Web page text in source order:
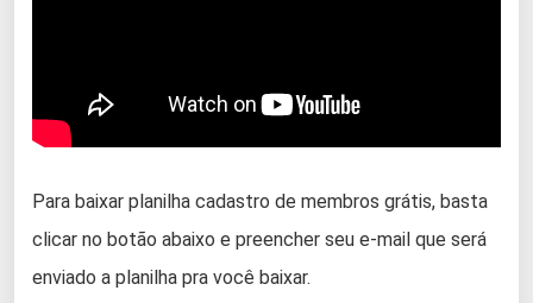
Para baixar planilha cadastro de membros grátis, basta
clicar no botão abaixo e preencher seu e-mail que será
enviado a planilha pra você baixar.